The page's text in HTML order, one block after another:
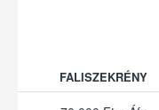
FALISZEKRÉNY